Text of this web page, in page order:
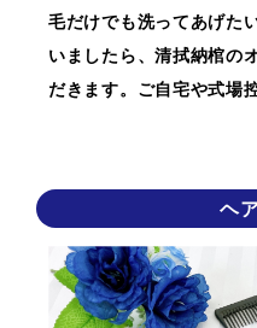
毛だけでも洗ってあげた
いましたら、清拭納棺の
だきます。ご自宅や式場
ヘ